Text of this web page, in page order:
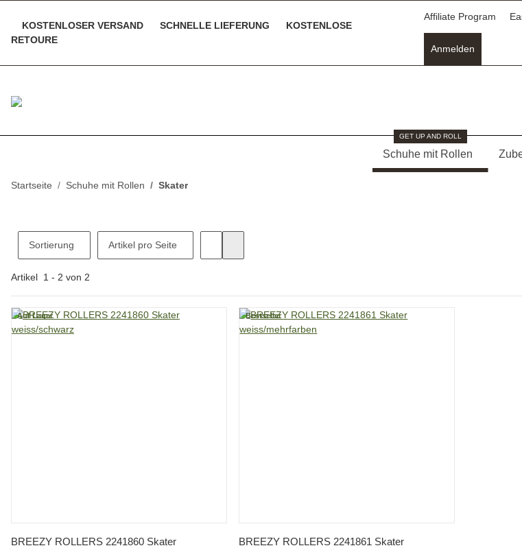
KOSTENLOSER VERSAND SCHNELLE LIEFERUNG
KOSTENLOSE
RETOURE
Affiliate Program
Anmelden
Schuhe mit Rollen
GET UP AND ROLL
Startseite Schuhe mit Rollen Skater
Sortierung Artikel pro Seite
Artikel 1 - 2 von 2
Auf Lager
Vorschau
BREEZY ROLLERS 2241860 Skater
Bestseller
Vorschau
BREEZY ROLLERS 2241861 Skater